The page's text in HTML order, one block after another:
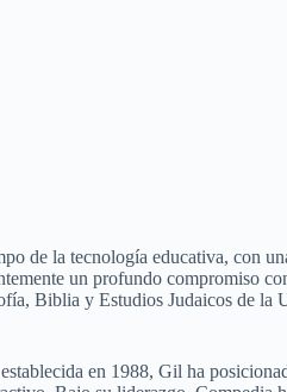
de la tecnología educativa, con
un profundo compromiso
Biblia y Estudios Judaicos de
en 1988, Gil ha